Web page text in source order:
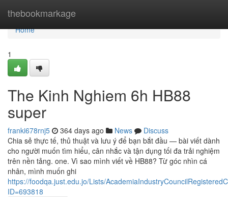
thebookmarkage
Home
Home
1
The Kinh Nghiem 6h HB88
super
franki678rnj5 364 days ago News
Discuss
Chia sẻ thực tế, thủ thuật và lưu ý để bạn bắt đầu — bài viết dành
cho người muốn tìm hiểu, cân nhắc và tận dụng tối đa trải nghiệm
trên nền tảng. one. Vì sao mình viết về HB88? Từ góc nhìn cá
nhân, mình muốn ghi
https://foodqa.just.edu.jo/Lists/
ID=693818